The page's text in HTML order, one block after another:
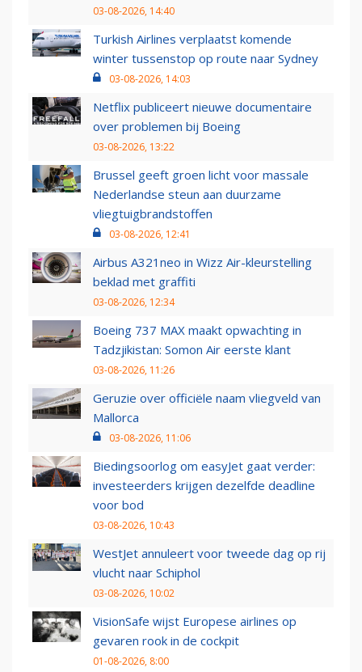
03-08-2026, 14:40
Turkish Airlines verplaatst komende
winter tussenstop op route naar Sydney
03-08-2026, 14:03
Netflix publiceert nieuwe documentaire
over problemen bij Boeing
03-08-2026, 13:22
Brussel geeft groen licht voor massale
Nederlandse steun aan duurzame
vliegtuigbrandstoffen
03-08-2026, 12:41
Airbus A321neo in Wizz Air-kleurstelling
beklad met graffiti
03-08-2026, 12:34
Boeing 737 MAX maakt opwachting in
Tadzjikistan: Somon Air eerste klant
03-08-2026, 11:26
Geruzie over officiële naam vliegveld van
Mallorca
03-08-2026, 11:06
Biedingsoorlog om easyJet gaat verder:
investeerders krijgen dezelfde deadline
voor bod
03-08-2026, 10:43
WestJet annuleert voor tweede dag op rij
vlucht naar Schiphol
03-08-2026, 10:02
VisionSafe wijst Europese airlines op
gevaren rook in de cockpit
01-08-2026, 8:00